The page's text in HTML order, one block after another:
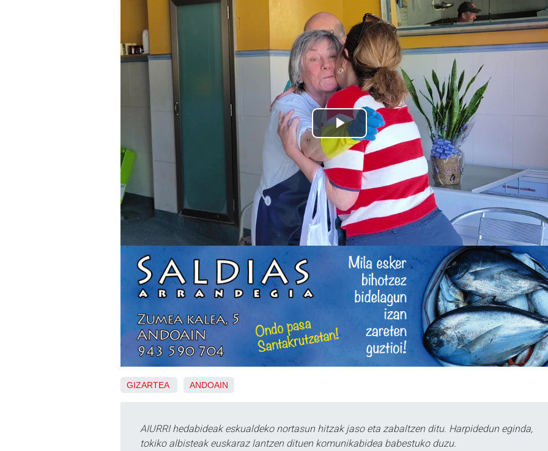
GIZARTEA ANDOAIN
AIURRI hedabideak eskualdeko nortasun hitzak jaso eta zabaltzen ditu. Harpidedun eginda,
tokiko albisteak euskaraz lantzen dituen komunikabidea babestuko duzu.